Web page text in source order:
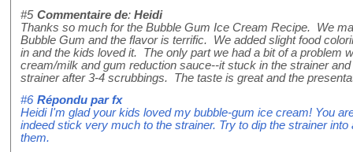
#5 Commentaire de: Heidi
Thanks so much for the Bubble Gum Ice Cream Recipe. We
Bubble Gum and the flavor is terrific. We added slight food
in and the kids loved it. The only part we had a bit of a problem
cream/milk and gum reduction sauce--it stuck in the strainer
strainer after 3-4 scrubbings. The taste is great and the
#6 Répondu parfx
Heidi I'm glad your kids loved my bubble-gum ice cream! You
indeed stick very much to the strainer. Try to dip the strainer
them.